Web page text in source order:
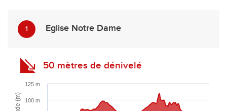
1 Eglise Notre Dame
50 mètres de dénivelé
100 m
125 m